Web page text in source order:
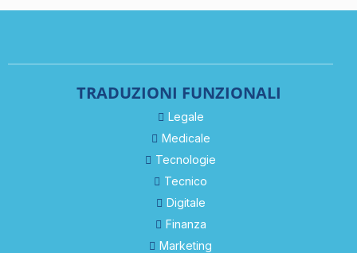
TRADUZIONI FUNZIONALI
Legale
Medicale
Tecnologie
Tecnico
Digitale
Finanza
Marketing